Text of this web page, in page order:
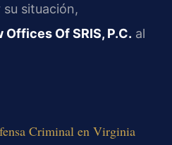
su situación,
Offices Of SRIS, P.C. al
Criminal en Virginia